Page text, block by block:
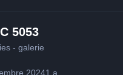
5053
- galerie
20241 a